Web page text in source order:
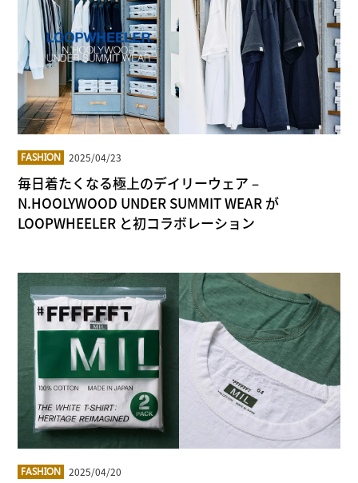
FASHION 2025/04/23
毎日着たくなる極上のデイリーウェア –
N.HOOLYWOOD UNDER SUMMIT WEAR が
LOOPWHEELER と初コラボレーション
FASHION 2025/04/20